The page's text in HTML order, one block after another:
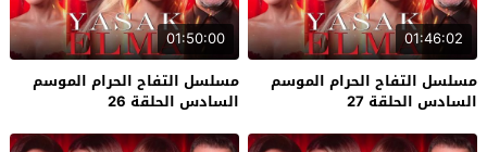
01:46:02
مسلسل التفاح الحرام الموسم
السادس الحلقة 27
01:50:00
مسلسل التفاح الحرام الموسم
السادس الحلقة 26